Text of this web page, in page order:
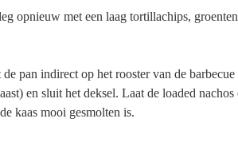
opnieuw met een laag tortillachips,
de pan indirect op het rooster van de
en sluit het deksel. Laat de loaded
kaas mooi gesmolten is.